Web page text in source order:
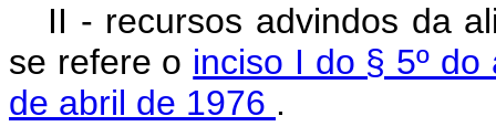
II - recursos advindos da
se refere o inciso I do § 5º
de abril de 1976 .